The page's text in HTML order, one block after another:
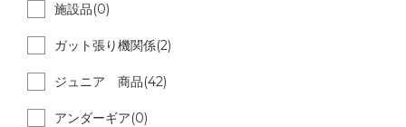
施設品(0)
ガット張り機関係(2)
ジュニア 商品(42)
アンダーギア(0)